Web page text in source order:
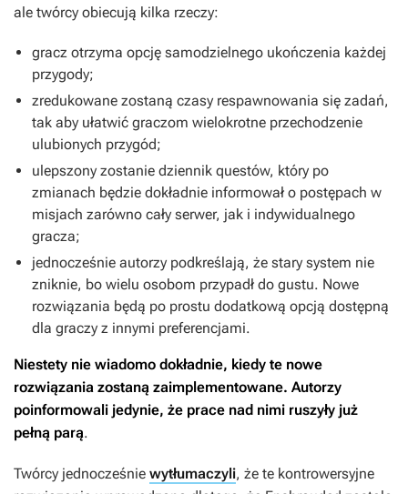
ale twórcy obiecują kilka rzeczy:
gracz otrzyma opcję samodzielnego ukończenia każdej
przygody;
zredukowane zostaną czasy respawnowania się zadań,
tak aby ułatwić graczom wielokrotne przechodzenie
ulubionych przygód;
ulepszony zostanie dziennik questów, który po
zmianach będzie dokładnie informował o postępach w
misjach zarówno cały serwer, jak i indywidualnego
gracza;
jednocześnie autorzy podkreślają, że stary system nie
zniknie, bo wielu osobom przypadł do gustu. Nowe
rozwiązania będą po prostu dodatkową opcją dostępną
dla graczy z innymi preferencjami.
Niestety nie wiadomo dokładnie, kiedy te nowe
rozwiązania zostaną zaimplementowane. Autorzy
poinformowali jedynie, że prace nad nimi ruszyły już
pełną parą.
Twórcy jednocześnie wytłumaczyli, że te kontrowersyjne